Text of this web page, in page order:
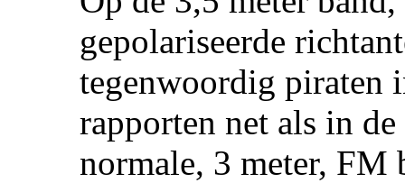
gepolariseerde
tegenwoordig piraten
rapporten net als in
normale, 3 meter, FM